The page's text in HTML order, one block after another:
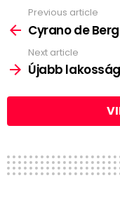
more
Previous article
Cyrano de
Next article
Újabb